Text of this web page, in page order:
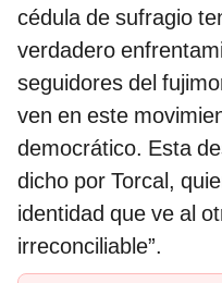
cédula de sufragio
verdadero
seguidores del
ven en este
democrático. Esta
dicho por Torcal,
identidad que ve al
irreconciliable”.